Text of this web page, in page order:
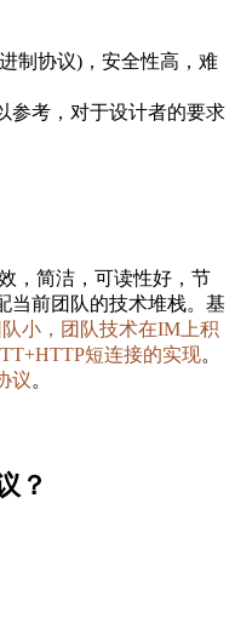
制协议)，安全性高，难
参考，对于设计者的要求
，简洁，可读性好，节
当前团队的技术堆栈。基
小，团队技术在IM上积
短连接的实现。
议。
？